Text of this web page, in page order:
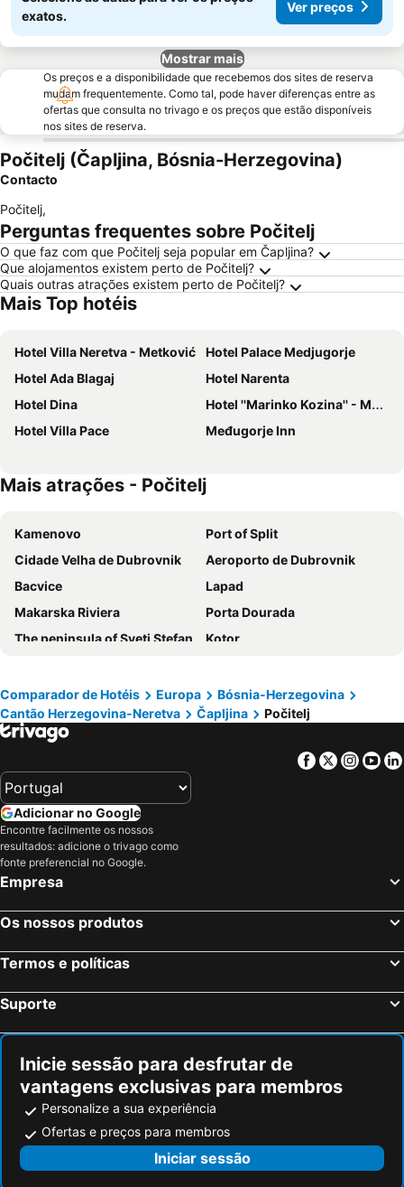
exatos.
Ver preços
Mostrar mais
Os preços e a disponibilidade que recebemos dos sites de reserva
mudam frequentemente. Como tal, pode haver diferenças entre as
ofertas que consulta no trivago e os preços que estão disponíveis
nos sites de reserva.
Počitelj (Čapljina, Bósnia-Herzegovina)
Contacto
Počitelj,
Perguntas frequentes sobre Počitelj
O que faz com que Počitelj seja popular em Čapljina?
Que alojamentos existem perto de Počitelj?
Quais outras atrações existem perto de Počitelj?
Mais Top hotéis
Hotel Villa Neretva - Metković
Hotel Palace Medjugorje
Hotel Ada Blagaj
Hotel Narenta
Hotel Dina
Hotel ''Marinko Kozina'' - Medjugorje
Hotel Villa Pace
Međugorje Inn
Mais atrações - Počitelj
Kamenovo
Port of Split
Cidade Velha de Dubrovnik
Aeroporto de Dubrovnik
Bacvice
Lapad
Makarska Riviera
Porta Dourada
The peninsula of Sveti Stefan
Kotor
Porta de Prata
Riva
Palácio de Diocleciano
Portonuovo
Monastery Ostrog
Jaz
Muralhas de Dubrovnik
Praia Kupari
Aeroporto de Podgorica
Ploče iza Grada
Drobni pijesak
Pržno
Tucepi beach
Port of Dubrovnik
Mali Ston
Mosteiro da Ordem dos Frades Menores Franciscanos
Port Cavtat
Nacionalni Park Durmitor
Stobrec
Plavi Horizont
Ciovo
Trogír Promenade
Cidade Romana de Trogir
Mogren Plaza
Rafailovići
Rijeka Crnojevića
Ada Bojana
Comparador de Hotéis Europa
Bósnia-Herzegovina
Cantão Herzegovina-Neretva
Čapljina Počitelj
Facebook
Twitter
Adicionar no Google
Encontre facilmente os nossos
resultados: adicione o trivago como
fonte preferencial no Google.
Empresa
Os nossos produtos
Termos e políticas
Suporte
Inicie sessão para desfrutar de
vantagens exclusivas para membros
Personalize a sua experiência
Ofertas e preços para membros
Iniciar sessão